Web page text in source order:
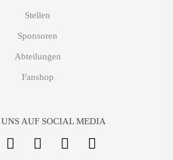
Stellen
Sponsoren
Abteilungen
Fanshop
AUF SOCIAL MEDIA